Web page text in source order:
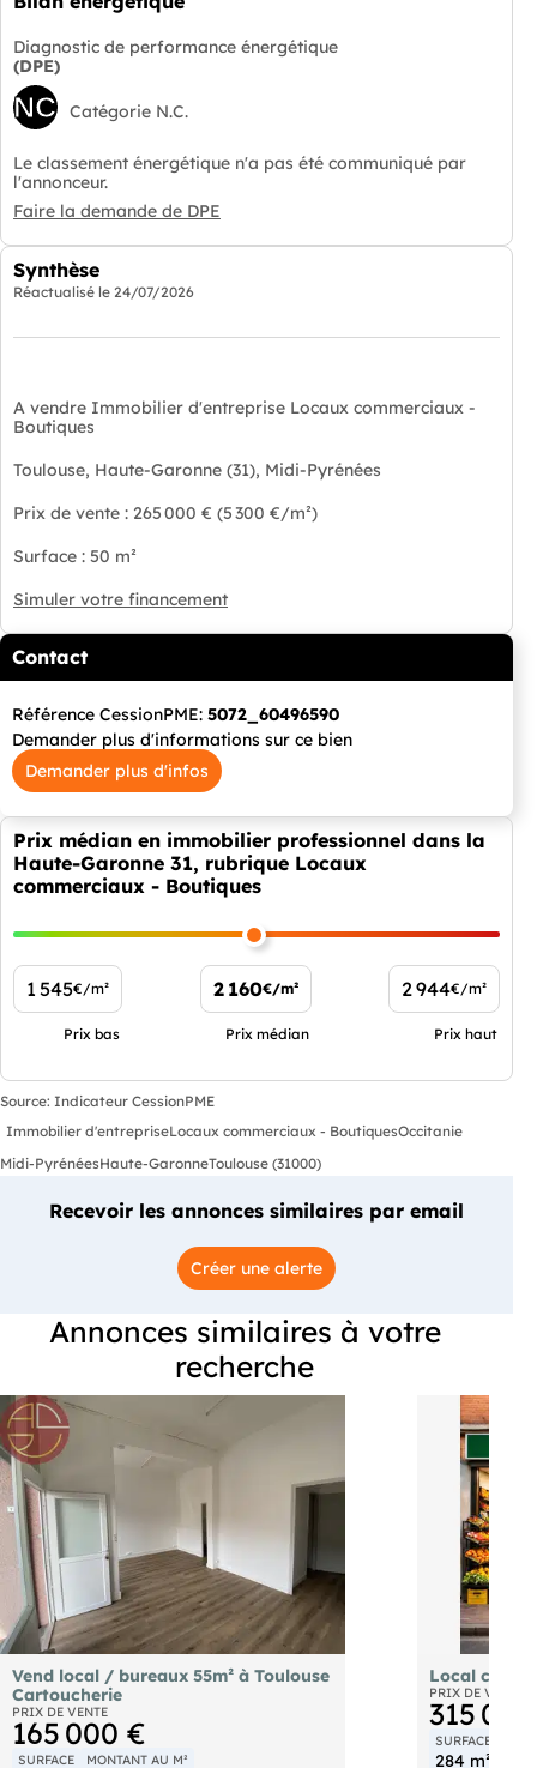
Diagnostic de performance énergétique
(DPE)
NC Catégorie N.C.
Le classement énergétique n'a pas été communiqué par
l'annonceur.
Faire la demande de DPE
Synthèse
Réactualisé le 24/07/2026
A vendre Immobilier d'entreprise Locaux commerciaux -
Boutiques
Toulouse, Haute-Garonne (31), Midi-Pyrénées
Prix de vente : 265 000 € (5 300 €/m²)
Surface : 50 m²
Simuler votre financement
Contact
Référence CessionPME: 5072_60496590
Demander plus d'informations sur ce bien
Demander plus d'infos
Prix médian en immobilier professionnel dans la
Haute-Garonne 31, rubrique Locaux
commerciaux - Boutiques
1 545€/m²
Prix bas
2 160€/m²
Prix médian
2 944€/m²
Prix haut
Source: Indicateur CessionPME
Immobilier d'entrepriseLocaux commerciaux - BoutiquesOccitanie
Midi-PyrénéesHaute-GaronneToulouse (31000)
Recevoir les annonces similaires par email
Créer une alerte
Annonces similaires à votre
recherche
Vend local / bureaux 55m² à Toulouse
Cartoucherie
PRIX DE VENTE
165 000 €
SURFACE MONTANT AU M²
Local
PRIX DE VENTE
315
SURFACE
284 m²